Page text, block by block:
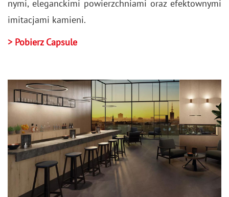
ny­mi, ele­ganc­ki­mi po­wierzch­nia­mi oraz efek­tow­ny­mi
imi­ta­cja­mi ka­mie­ni.
> Po­bierz Cap­su­le